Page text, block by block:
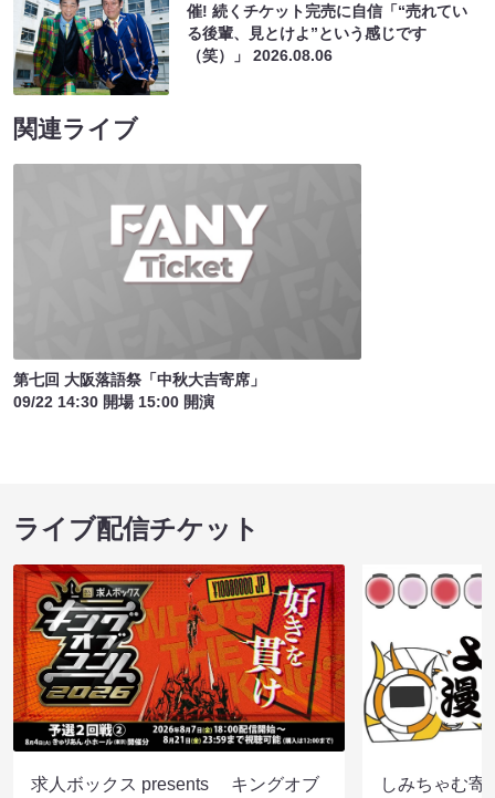
催! 続くチケット完売に自信「“売れてい
る後輩、見とけよ”という感じです
（笑）」2026.08.06
関連ライブ
第七回 大阪落語祭「中秋大吉寄席」
09/22 14:30 開場 15:00 開演
ライブ配信チケット
求人ボックス presents キングオブ
しみちゃむ